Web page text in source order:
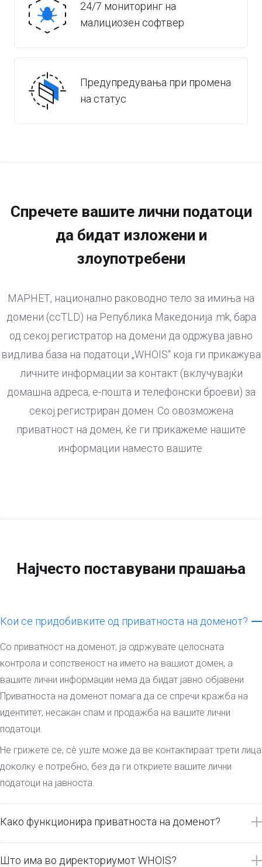
24/7 мониторинг на
малициозен софтвер
Предупредувања при промена
на статус
Спречете вашите лични податоци
да бидат изложени и
злоупотребени
МАРНЕТ, национално раководно тело за имиња на
домени (ccTLD) на Република Македонија .mk, бара
од секој регистратор на домени да одржува јавно
видлива база на податоци „WHOIS“ која ги прикажува
личните информации за контакт (вклучувајќи
домашна адреса, е-пошта и телефонски броеви) за
секој регистриран домен. Со овозможена
приватност на домен, ќе ги прикажеме нашите
информации наместо вашите.
Најчесто поставувани прашања
Кои се придобивките од приватноста на доменот?
Со приватност на доменот, ја одржувате целосната
контрола и сопственост на името на вашиот домен, а
вашите лични информации нема да бидат јавно објавени.
Приватноста на доменот помага да се спречи кражба на
идентитет, несакан спам и продажба на вашите лични
податоци.
Не грижете се, сè уште може да ве контактираат трети лица
доколку е потребно, без да ги откриете вашите лични
податоци на јавноста.
Како функционира приватноста на доменот?
Што има во директориумот WHOIS?